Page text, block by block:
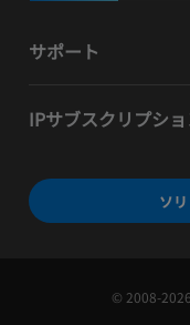
サポート
IPサブスクリプシ
ソ
© 2008-